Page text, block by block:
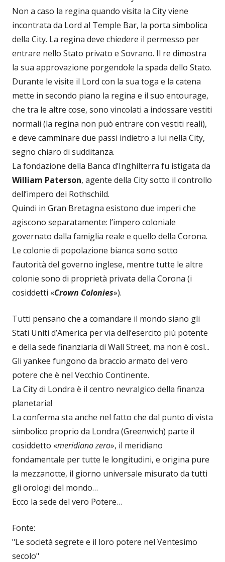
Non a caso la regina quando visita la City viene
incontrata da Lord al Temple Bar, la porta simbolica
della City. La regina deve chiedere il permesso per
entrare nello Stato privato e Sovrano. Il re dimostra
la sua approvazione porgendole la spada dello Stato.
Durante le visite il Lord con la sua toga e la catena
mette in secondo piano la regina e il suo entourage,
che tra le altre cose, sono vincolati a indossare vestiti
normali (la regina non può entrare con vestiti reali),
e deve camminare due passi indietro a lui nella City,
segno chiaro di sudditanza.
La fondazione della Banca d’Inghilterra fu istigata da
William Paterson, agente della City sotto il controllo
dell’impero dei Rothschild.
Quindi in Gran Bretagna esistono due imperi che
agiscono separatamente: l’impero coloniale
governato dalla famiglia reale e quello della Corona.
Le colonie di popolazione bianca sono sotto
l’autorità del governo inglese, mentre tutte le altre
colonie sono di proprietà privata della Corona (i
cosiddetti «Crown Colonies»).
Tutti pensano che a comandare il mondo siano gli
Stati Uniti d’America per via dell’esercito più potente
e della sede finanziaria di Wall Street, ma non è così...
Gli yankee fungono da braccio armato del vero
potere che è nel Vecchio Continente.
La City di Londra è il centro nevralgico della finanza
planetaria!
La conferma sta anche nel fatto che dal punto di vista
simbolico proprio da Londra (Greenwich) parte il
cosiddetto «meridiano zero», il meridiano
fondamentale per tutte le longitudini, e origina pure
la mezzanotte, il giorno universale misurato da tutti
gli orologi del mondo…
Ecco la sede del vero Potere…
Fonte:
"Le società segrete e il loro potere nel Ventesimo
secolo"